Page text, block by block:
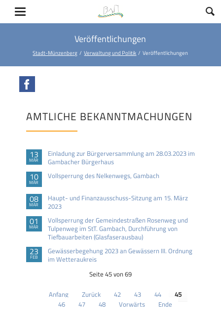
Veröffentlichungen
Stadt-Münzenberg Verwaltung und Politik Veröffentlichungen
AMTLICHE BEKANNTMACHUNGEN
13
MÄR
Einladung zur Bürgerversammlung am 28.03.2023 im
Gambacher Bürgerhaus
10
MÄR
Vollsperrung des Nelkenwegs, Gambach
08
MÄR
Haupt- und Finanzausschuss-Sitzung am 15. März
2023
01
MÄR
Vollsperrung der Gemeindestraßen Rosenweg und
Tulpenweg im StT. Gambach, Durchführung von
Tiefbauarbeiten (Glasfaserausbau)
23
FEB
Gewässerbegehung 2023 an Gewässern III. Ordnung
im Wetteraukreis
Seite 45 von 69
Anfang Zurück 42 43 44
45
46
47 48 Vorwärts Ende